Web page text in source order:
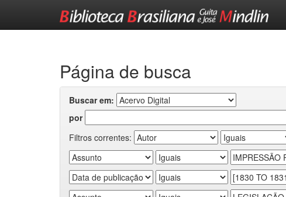
Página de busca
Buscar em:
por
Filtros correntes: